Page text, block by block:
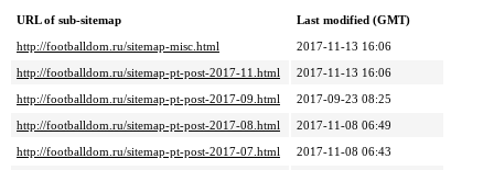
URL of sub-sitemap
Last modified (GMT)
http://footballdom.ru/sitemap-misc.html
2017-11-13 16:06
http://footballdom.ru/sitemap-pt-post-2017-11.html
2017-11-13 16:06
http://footballdom.ru/sitemap-pt-post-2017-09.html
2017-09-23 08:25
http://footballdom.ru/sitemap-pt-post-2017-08.html
2017-11-08 06:49
http://footballdom.ru/sitemap-pt-post-2017-07.html
2017-11-08 06:43